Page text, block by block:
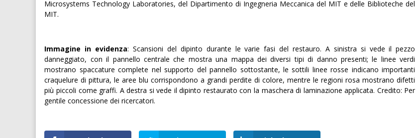
Microsystems Technology Laboratories, del Dipartimento di Ingegneria Meccanica del MIT e delle Biblioteche del
MIT.
Immagine in evidenza: Scansioni del dipinto durante le varie fasi del restauro. A sinistra si vede il pezzo
danneggiato, con il pannello centrale che mostra una mappa dei diversi tipi di danno presenti; le linee verdi
mostrano spaccature complete nel supporto del pannello sottostante, le sottili linee rosse indicano importanti
craquelure di pittura, le aree blu corrispondono a grandi perdite di colore, mentre le regioni rosa mostrano difetti
più piccoli come graffi. A destra si vede il dipinto restaurato con la maschera di laminazione applicata. Credito: Per
gentile concessione dei ricercatori.